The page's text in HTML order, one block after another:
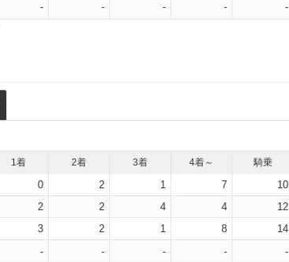
- - - - -
1着 2着 3着 4着～ 騎乗
0 2 1 7 10
2 2 4 4 12
3 2 1 8 14
- - - - -